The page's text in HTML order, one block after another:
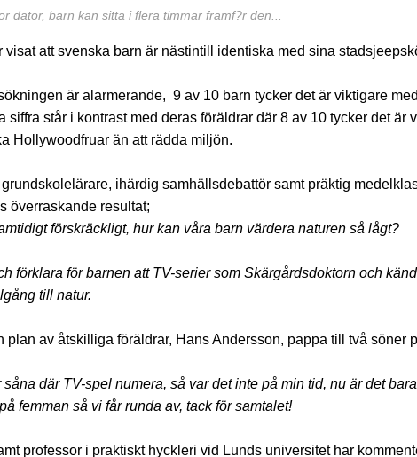
dator, barn kan sitta i flera timmar framf?r den...
att svenska barn är nästintill identiska med sina
är alarmerande, 9 av 10 barn tycker det är viktigare
siffra står i kontrast med deras föräldrar där 8 av 10 tycker det är
Hollywoodfruar än att rädda miljön.
grundskolelärare, ihärdig samhällsdebattör samt präktig
överraskande resultat;
förskräckligt, hur kan våra barn värdera naturen så lågt?
förklara för barnen att TV-serier som Skärgårdsdoktorn och
till natur.
plan av åtskilliga föräldrar, Hans Andersson, pappa till två söner
där TV-spel numera, så var det inte på min tid, nu är det
femman så vi får runda av, tack för samtalet!
professor i praktiskt hyckleri vid Lunds universitet har